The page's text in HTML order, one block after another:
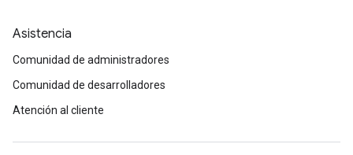
Asistencia
Comunidad de administradores
Comunidad de desarrolladores
Atención al cliente